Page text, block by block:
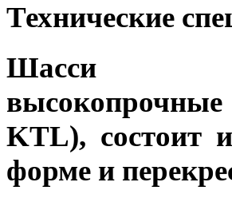
Технические
Шасси
KTL), состоит
форме и